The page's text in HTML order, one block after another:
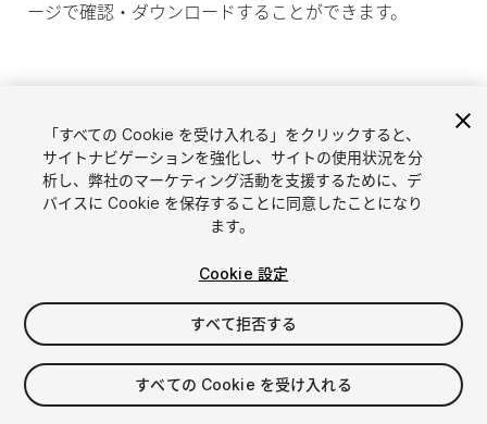
ージで確認・ダウンロードすることができます。
English
简体中文
한국어
日本語
アセットを販売
販売審査ガイドライン
Asset Store Tools
パブリッシャー管理画面
「すべての Cookie を受け入れる」をクリックすると、
サイトナビゲーションを強化し、サイトの使用状況を分
析し、弊社のマーケティング活動を支援するために、デ
バイスに Cookie を保存することに同意したことになり
ます。
Cookie 設定
すべて拒否する
すべての Cookie を受け入れる